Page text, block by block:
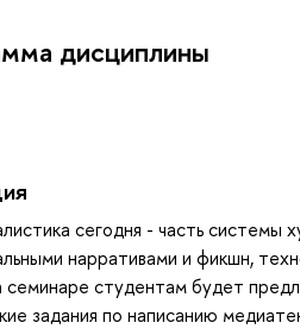
дисциплины
сегодня - часть системы
нарративами и фикшн,
семинаре студентам будет
задания по написанию